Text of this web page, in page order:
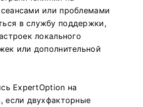
или проблемами
в службу поддержки,
локального
или дополнительной
ExpertOption на
если двухфакторные